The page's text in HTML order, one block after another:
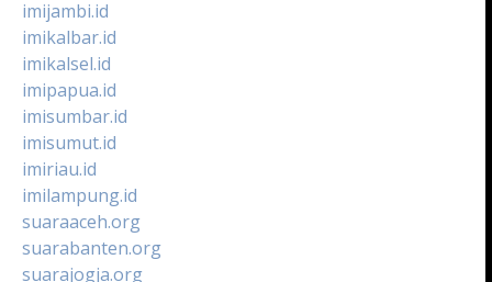
imijambi.id
imikalbar.id
imikalsel.id
imipapua.id
imisumbar.id
imisumut.id
imiriau.id
imilampung.id
suaraaceh.org
suarabanten.org
suarajogja.org